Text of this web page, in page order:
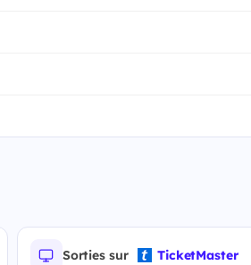
Sorties sur TicketMaster